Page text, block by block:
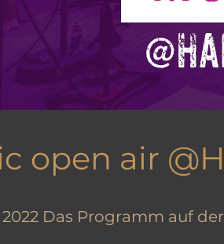
open air
2022 Das Programm auf